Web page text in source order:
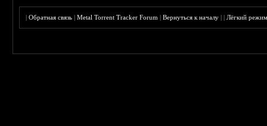
|Обратная связь |Metal Torrent Tracker Forum |Вернуться к началу ||Лёгкий